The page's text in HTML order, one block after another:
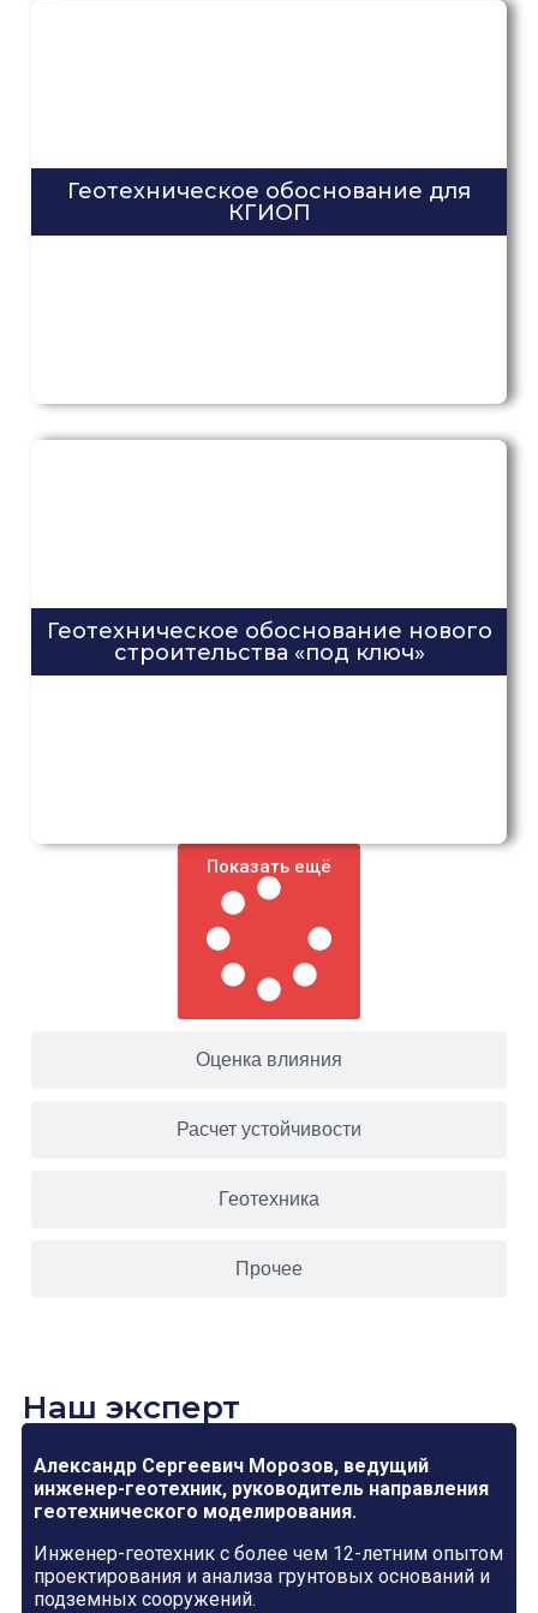
Оценка влияния
Расчет устойчивости
Геотехника
Прочее
Геотехническое обоснование для
КГИОП
Геотехническое обоснование нового
строительства «под ключ»
Показать ещё
Наш эксперт
Александр Сергеевич Морозов, ведущий
инженер-геотехник, руководитель направления
геотехнического моделирования.
Инженер-геотехник с более чем 12-летним опытом
проектирования и анализа грунтовых оснований и
подземных сооружений.